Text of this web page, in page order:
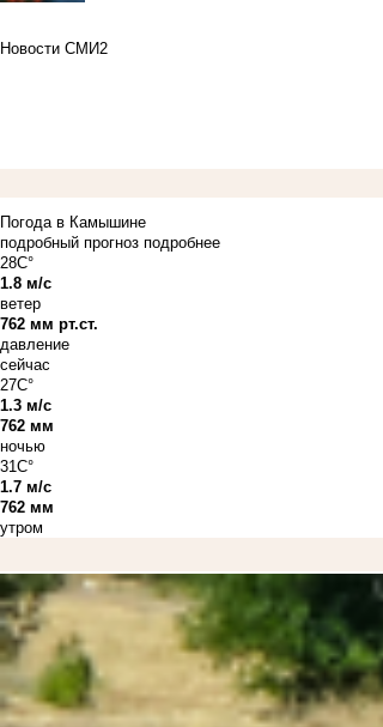
Новости СМИ2
Погода в Камышине
подробный прогноз подробнее
28C°
1.8 м/с
ветер
762 мм рт.ст.
давление
сейчас
27C°
1.3 м/с
762 мм
ночью
31C°
1.7 м/с
762 мм
утром